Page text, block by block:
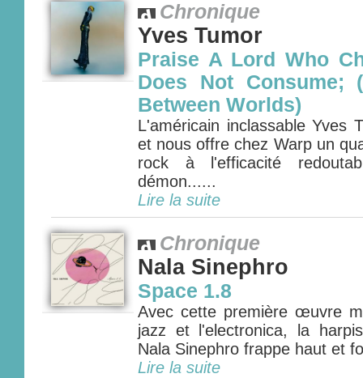
Chronique
Yves Tumor
Praise A Lord Who
Does Not Consume;
Between Worlds)
L'américain inclassable Yves
et nous offre chez Warp un
rock à l'efficacité
démon......
Lire la suite
Chronique
Nala Sinephro
Space 1.8
Avec cette première œuvre
jazz et l'electronica, la
Nala Sinephro frappe haut et
Lire la suite